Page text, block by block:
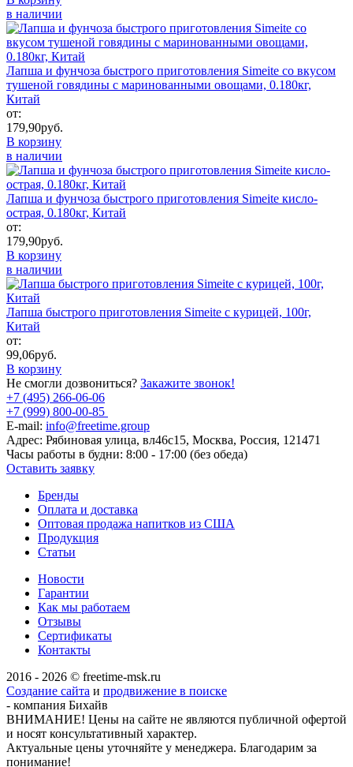
в наличии
Лапша и фунчоза быстрого приготовления Simeite со вкусом
тушеной говядины с маринованными овощами, 0.180кг,
Китай
от:
179,90руб.
В корзину
в наличии
Лапша и фунчоза быстрого приготовления Simeite кисло-
острая, 0.180кг, Китай
от:
179,90руб.
В корзину
в наличии
Лапша быстрого приготовления Simeite с курицей, 100г,
Китай
от:
99,06руб.
В корзину
Не смогли дозвониться? Закажите звонок!
+7 (495) 266-06-06
+7 (999) 800-00-85
E-mail: info@freetime.group
Адрес: Рябиновая улица, вл46с15, Москва, Россия, 121471
Часы работы в будни: 8:00 - 17:00 (без обеда)
Оставить заявку
Бренды
Оплата и доставка
Оптовая продажа напитков из США
Продукция
Статьи
Новости
Гарантии
Как мы работаем
Отзывы
Сертификаты
Контакты
2016 - 2026 © freetime-msk.ru
Создание сайта и продвижение в поиске
- компания Бихайв
ВНИМАНИЕ! Цены на сайте не являются публичной офертой
и носят консультативный характер.
Актуальные цены уточняйте у менеджера. Благодарим за
понимание!